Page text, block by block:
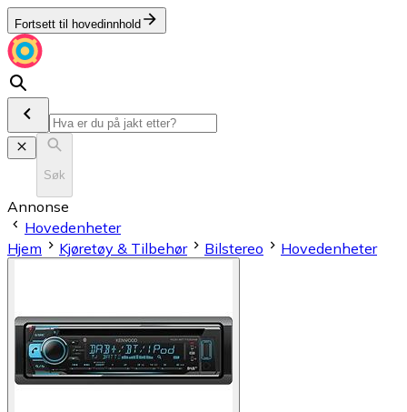
Fortsett til hovedinnhold
Søk
Annonse
Hovedenheter
Hjem
Kjøretøy & Tilbehør Bilstereo Hovedenheter